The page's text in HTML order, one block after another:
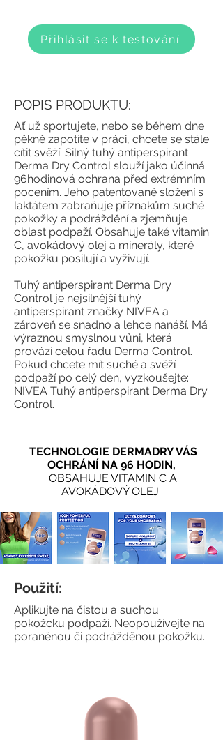
Přihlásit se k testování
POPIS PRODUKTU:
Ať už sportujete, nebo se během dne
pěkně zapotíte v práci, chcete se stále
cítit svěží. Silný tuhý antiperspirant
Derma Dry Control slouží jako účinná
96hodinová ochrana před extrémním
pocením. Jeho patentované složení s
laktátem zabraňuje příznakům suché
pokožky a podráždění a zjemňuje
oblast podpaží. Obsahuje také vitamin
C, avokádový olej a minerály, které
pokožku posilují a vyživují.
Tuhý antiperspirant Derma Dry
Control je nejsilnější tuhý
antiperspirant značky NIVEA a
zároveň se snadno a lehce nanáší. Má
výraznou smyslnou vůni, která
provází celou řadu Derma Control.
Pokud chcete mít suché a svěží
podpaží po celý den, vyzkoušejte:
NIVEA Tuhý antiperspirant Derma Dry
Control.
TECHNOLOGIE DERMADRY VÁS
OCHRÁNÍ NA 96 HODIN,
OBSAHUJE VITAMIN C A
AVOKÁDOVÝ OLEJ
Použití:
Aplikujte na čistou a suchou
pokožcku podpaží. Neopoužívejte na
poraněnou či podrážděnou pokožku.